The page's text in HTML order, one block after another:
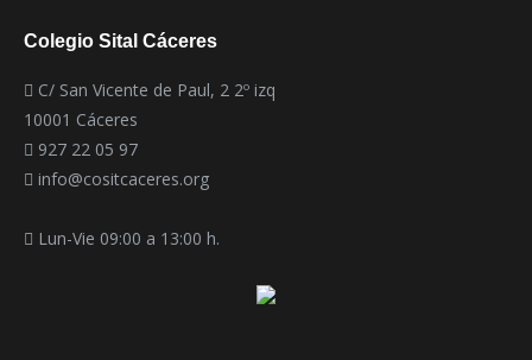
Colegio Sital Cáceres
C/ San Vicente de Paul, 2 2º izq
10001 Cáceres
927 22 05 97
info@cositcaceres.org
Lun-Vie 09:00 a 13:00 h.